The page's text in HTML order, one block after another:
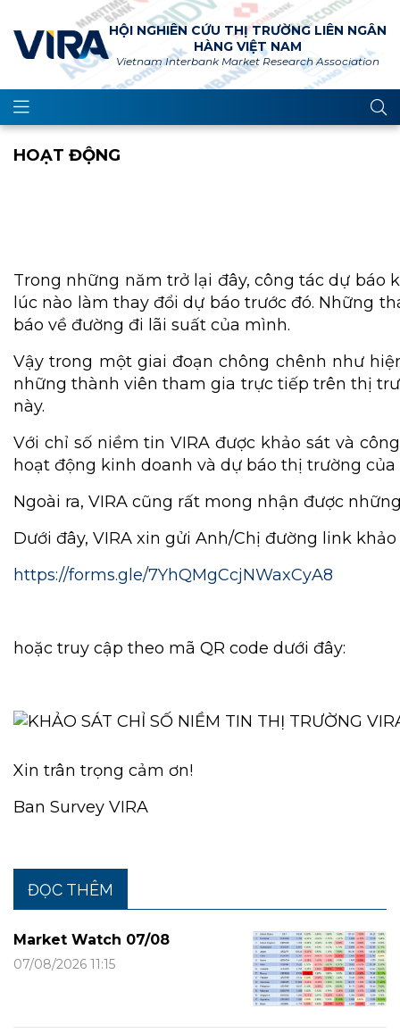
HỘI NGHIÊN CỨU THỊ TRƯỜNG LIÊN NGÂN
HÀNG VIỆT NAM
Vietnam Interbank Market Research Association
HOẠT ĐỘNG
Trong những năm trở lại đây, công tác dự
lúc nào làm thay đổi dự báo trước đó. Những
báo về đường đi lãi suất của mình.
Vậy trong một giai đoạn chông chênh như
những thành viên tham gia trực tiếp trên thị
này.
Với chỉ số niềm tin VIRA được khảo sát và
hoạt động kinh doanh và dự báo thị trường
Ngoài ra, VIRA cũng rất mong nhận được
Dưới đây, VIRA xin gửi Anh/Chị đường link
https://forms.gle/7YhQMgCcjNWaxCyA8
hoặc truy cập theo mã QR code dưới đây:
Xin trân trọng cảm ơn!
Ban Survey VIRA
ĐỌC THÊM
Market Watch 07/08
07/08/2026 11:15